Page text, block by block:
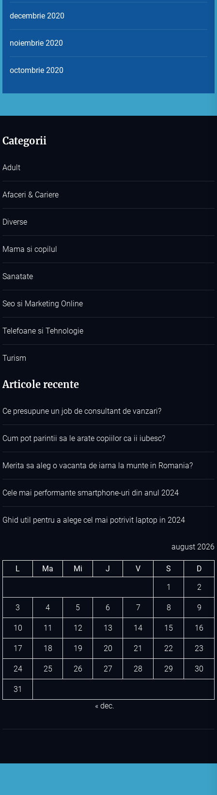
decembrie 2020
noiembrie 2020
octombrie 2020
Categorii
Adult
Afaceri & Cariere
Diverse
Mama si copilul
Sanatate
Seo si Marketing Online
Telefoane si Tehnologie
Turism
Articole recente
Ce presupune un job de consultant de vanzari?
Cum pot parintii sa le arate copiilor ca ii iubesc?
Merita sa aleg o vacanta de iarna la munte in Romania?
Cele mai performante smartphone-uri din anul 2024
Ghid util pentru a alege cel mai potrivit laptop in 2024
august 2026
L Ma Mi J V S
D
1
2
3 4 5 6 7 8 9
10 11 12 13 14 15 16
17 18 19 20 21 22 23
24 25 26 27 28 29 30
31
« dec.